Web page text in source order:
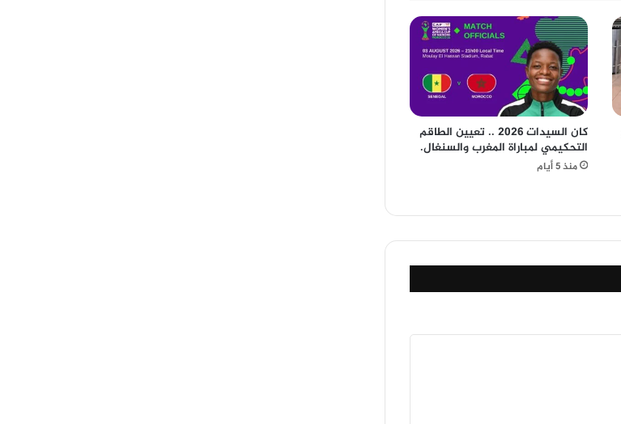
كان السيدات 2026 .. تعيين الطاقم
التحكيمي لمباراة المغرب والسنغال.
منذ 5 أيام